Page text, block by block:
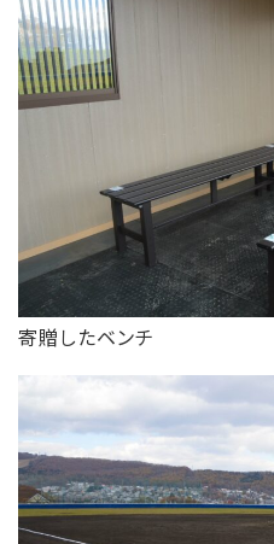
寄贈したベンチ